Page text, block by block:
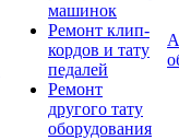
машинок
Ремонт клип-
кордов и тату
педалей
Ремонт
другого тату
оборудования